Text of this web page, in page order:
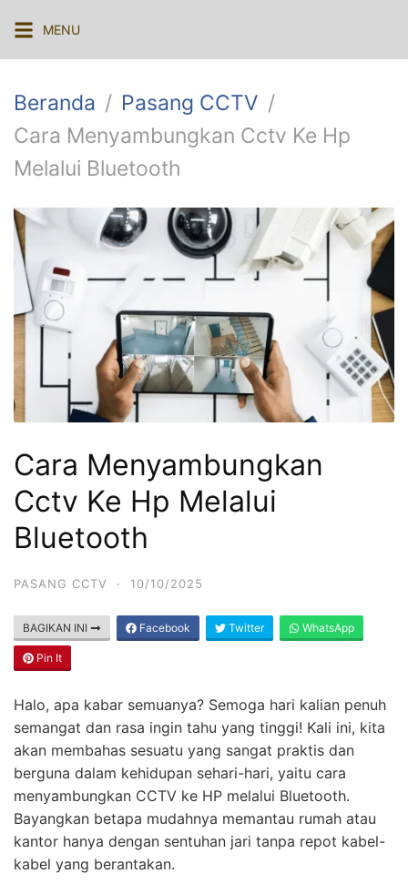
ke
konten
MENU
Beranda
Pasang CCTV
Cara Menyambungkan Cctv Ke Hp
Melalui Bluetooth
Cara Menyambungkan
Cctv Ke Hp Melalui
Bluetooth
PASANG CCTV · 10/10/2025
BAGIKAN INI Facebook Twitter WhatsApp
Pin It
Halo, apa kabar semuanya? Semoga hari kalian penuh
semangat dan rasa ingin tahu yang tinggi! Kali ini, kita
akan membahas sesuatu yang sangat praktis dan
berguna dalam kehidupan sehari-hari, yaitu cara
menyambungkan CCTV ke HP melalui Bluetooth.
Bayangkan betapa mudahnya memantau rumah atau
kantor hanya dengan sentuhan jari tanpa repot kabel-
kabel yang berantakan.